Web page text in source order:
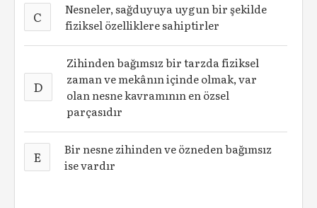
C
Nesneler, sağduyuya uygun bir şekilde
fiziksel özelliklere sahiptirler
D
Zihinden bağımsız bir tarzda fiziksel
zaman ve mekânın içinde olmak, var
olan nesne kavramının en özsel
parçasıdır
E
Bir nesne zihinden ve özneden bağımsız
ise vardır